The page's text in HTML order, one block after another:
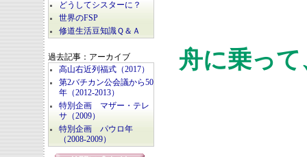
どうしてシスターに？
世界のFSP
修道生活豆知識Ｑ＆Ａ
過去記事：アーカイブ
高山右近列福式（2017）
第2バチカン公会議から50
年（2012-2013）
特別企画 マザー・テレ
サ（2009）
特別企画 パウロ年
（2008-2009）
舟に乗っ